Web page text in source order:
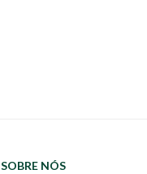
SOBRE NÓS